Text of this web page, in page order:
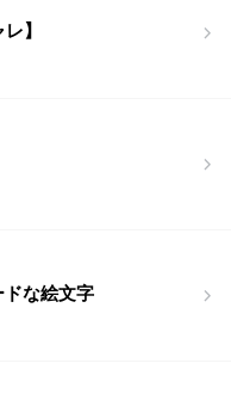
】
ドな絵文字